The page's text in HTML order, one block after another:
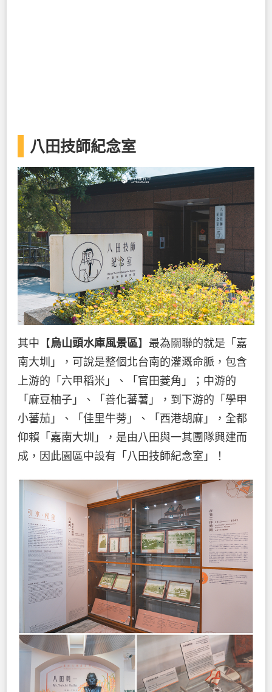
八田技師紀念室
其中【烏山頭水庫風景區】最為關聯的就是「嘉
南大圳」，可說是整個北台南的灌溉命脈，包含
上游的「六甲稻米」、「官田菱角」；中游的
「麻豆柚子」、「善化蕃薯」，到下游的「學甲
小蕃茄」、「佳里牛蒡」、「西港胡麻」，全都
仰賴「嘉南大圳」，是由八田與一其團隊興建而
成，因此園區中設有「八田技師紀念室」！